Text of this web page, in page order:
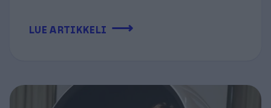
LUE ARTIKKELI ⟶